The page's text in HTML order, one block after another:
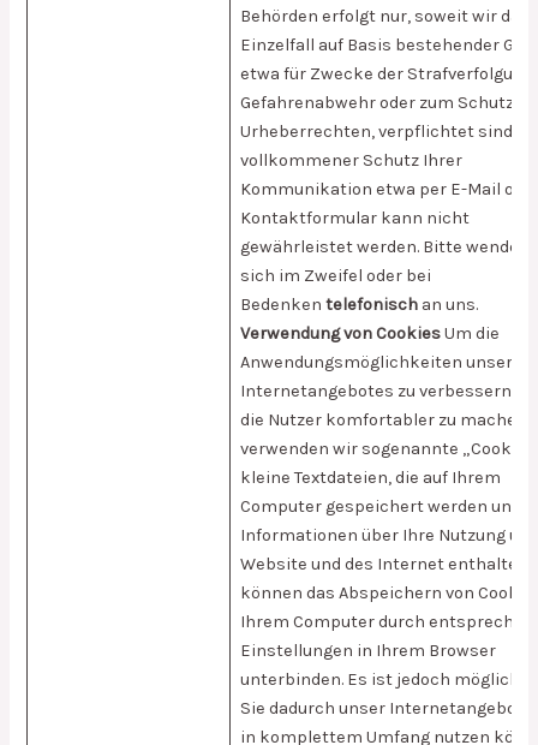
Behörden erfolgt nur, soweit wir
Einzelfall auf Basis bestehender
etwa für Zwecke der Strafverfolgung,
Gefahrenabwehr oder zum Schutz
Urheberrechten, verpflichtet sind.
vollkommener Schutz Ihrer
Kommunikation etwa per E-Mail
Kontaktformular kann nicht
gewährleistet werden. Bitte wenden
sich im Zweifel oder bei
Bedenken telefonischan uns.
Verwendung von CookiesUm die
Anwendungsmöglichkeiten unseres
Internetangebotes zu verbessern
die Nutzer komfortabler zu machen,
verwenden wir sogenannte
kleine Textdateien, die auf Ihrem
Computer gespeichert werden und
Informationen über Ihre Nutzung
Website und des Internet enthalten.
können das Abspeichern von
Ihrem Computer durch
Einstellungen in Ihrem Browser
unterbinden. Es ist jedoch möglich,
Sie dadurch unser Internetangebot
in komplettem Umfang nutzen